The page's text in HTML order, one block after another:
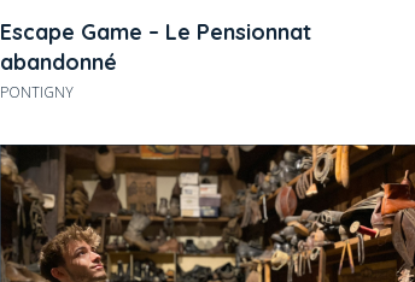
Escape Game – Le Pensionnat
abandonné
PONTIGNY